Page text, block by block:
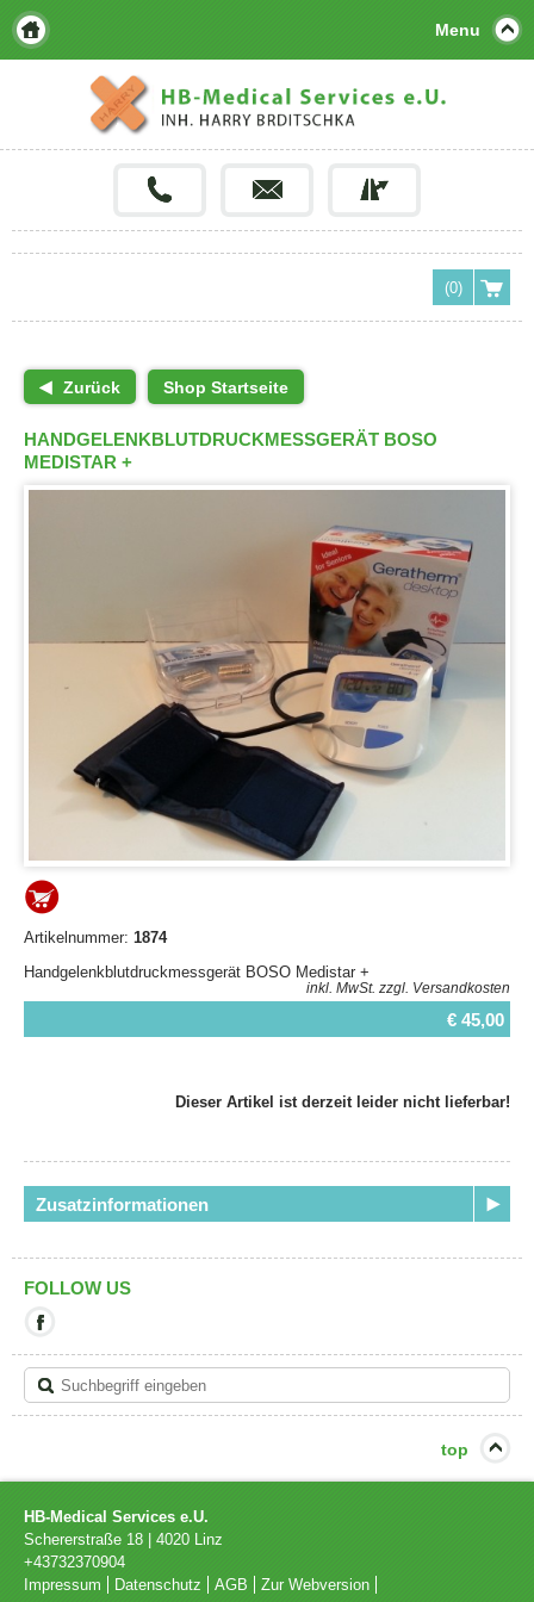
Menu
(0)
Zurück Shop Startseite
HANDGELENKBLUTDRUCKMESSGERÄT BOSO
MEDISTAR +
Artikelnummer: 1874
Handgelenkblutdruckmessgerät BOSO Medistar +
inkl. MwSt. zzgl. Versandkosten
€ 45,00
Dieser Artikel ist derzeit leider nicht lieferbar!
Zusatzinformationen
FOLLOW US
Link
verlassen
Sie
die
top
HB-Medical Services e.U.
Schererstraße 18 | 4020 Linz
+43732370904
Impressum
Datenschutz AGB Zur Webversion